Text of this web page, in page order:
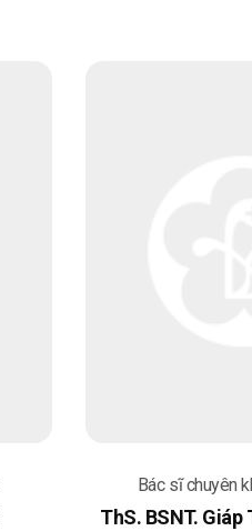
Bác sĩ chuyên
ThS. BSNT.